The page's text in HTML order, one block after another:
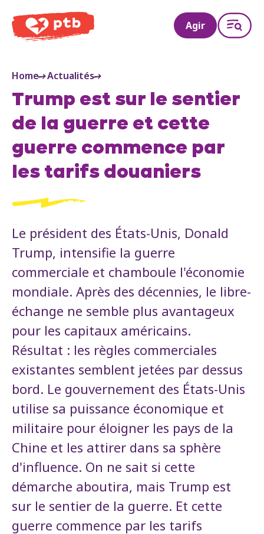
PTB
Agir
Home Actualités
Trump est sur le sentier
de la guerre et cette
guerre commence par
les tarifs douaniers
Le président des États-Unis, Donald
Trump, intensifie la guerre
commerciale et chamboule l'économie
mondiale. Après des décennies, le libre-
échange ne semble plus avantageux
pour les capitaux américains.
Résultat : les règles commerciales
existantes semblent jetées par dessus
bord. Le gouvernement des États-Unis
utilise sa puissance économique et
militaire pour éloigner les pays de la
Chine et les attirer dans sa sphère
d'influence. On ne sait si cette
démarche aboutira, mais Trump est
sur le sentier de la guerre. Et cette
guerre commence par les tarifs